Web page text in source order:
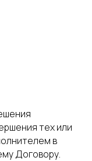
тех или
в
Договору.